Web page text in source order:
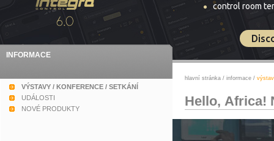
control room
INFORMACE
VÝSTAVY / KONFERENCE / SETKÁNÍ
UDÁLOSTI
NOVÉ PRODUKTY
hlavní stránka / informace /
Hello, Africa!